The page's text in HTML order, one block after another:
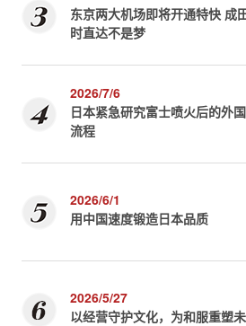
东京两大机场即将开通特快 成
时直达不是梦
2026/7/6
日本紧急研究富士喷火后的外
流程
2026/6/1
用中国速度锻造日本品质
2026/5/27
以经营守护文化，为和服重塑